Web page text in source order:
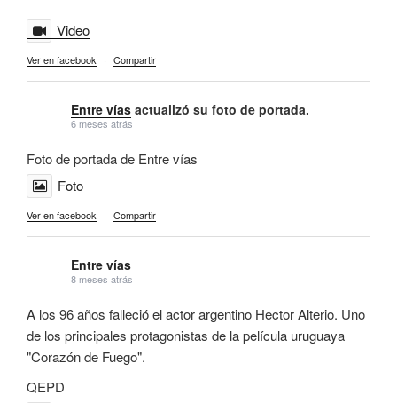
Video
Ver en facebook · Compartir
Entre vías actualizó su foto de portada.
6 meses atrás
Foto de portada de Entre vías
Foto
Ver en facebook · Compartir
Entre vías
8 meses atrás
A los 96 años falleció el actor argentino Hector Alterio. Uno
de los principales protagonistas de la película uruguaya
"Corazón de Fuego".
QEPD